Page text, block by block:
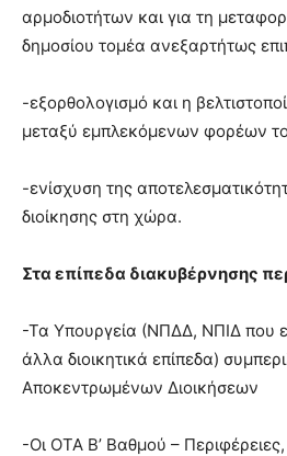
αρμοδιοτήτων και για τη
δημοσίου τομέα ανεξαρτήτως
-εξορθολογισμό και η
μεταξύ εμπλεκόμενων φορέων
-ενίσχυση της
διοίκησης στη χώρα.
Στα επίπεδα διακυβέρνησης
-Τα Υπουργεία (ΝΠΔΔ, ΝΠΙΔ που
άλλα διοικητικά επίπεδα)
Αποκεντρωμένων Διοικήσεων
-Οι ΟΤΑ Β’ Βαθμού – Περιφέρειες,